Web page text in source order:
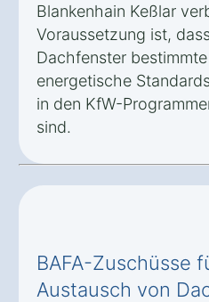
Blankenhain Keßlar
Voraussetzung ist,
Dachfenster bestimmte
energetische
in den KfW-
sind.
BAFA-Zuschüsse
Austausch von